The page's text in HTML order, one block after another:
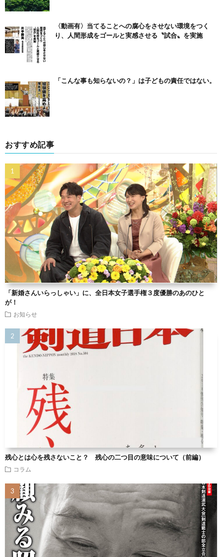
〈動画有〉当てることへの腐心をさせない環境をつく
り、人間形成をゴールと実感させる〝試合〟を実施
「こんな事も知らないの？」は子どもの責任ではない。
おすすめ記事
「新婚さんいらっしゃい」に、全日本女子選手権３度優勝のあのひと
が！
お知らせ
残心とは心を残さないこと？ 残心の二つ目の意味について（前編）
コラム